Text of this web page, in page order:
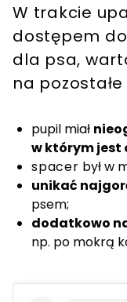
W trakcie
dostępem
dla psa,
na
pupil miał
w którym jest
spacer był w
unikać
psem;
dodatkowo
np. po mokrą